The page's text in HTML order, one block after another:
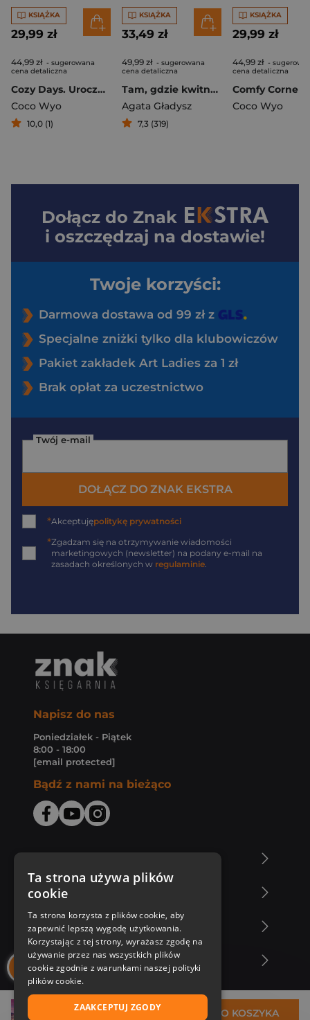
33,49 zł DO KOSZYKA
KSIĄŻKA
29,99 zł
44,99 zł - sugerowana
cena detaliczna
Cozy Days. Urocza i relaksująca kolorowanka
Coco Wyo
10,0 (1)
KSIĄŻKA
33,49 zł
49,99 zł - sugerowana
cena detaliczna
Tam, gdzie kwitną niezapominajki
Agata Gładysz
7,3 (319)
KSIĄŻKA
29,99 zł
44,99 zł -
cena detaliczna
Coco Wyo
Dołącz do Znak
i oszczędzaj na dostawie!
Twoje korzyści:
Darmowa dostawa od 99 zł z
Specjalne zniżki tylko dla klubowiczów
Pakiet zakładek Art Ladies za 1 zł
Brak opłat za uczestnictwo
Twój e-mail
DOŁĄCZ DO ZNAK EKSTRA
*Akceptujępolitykę prywatności
*Zgadzam się na otrzymywanie wiadomości
marketingowych (newsletter) na podany e-mail na
zasadach określonych w regulaminie
Napisz do nas
Poniedziałek - Piątek
8:00 - 18:00
[email protected]
Bądź z nami na bieżąco
Zakupy u nas
Nasza oferta
Nasi autorzy
Ta strona używa plików
cookie
Ta strona korzysta z plików cookie, aby
zapewnić lepszą wygodę użytkowania.
Korzystając z tej strony, wyrażasz zgodę na
używanie przez nas wszystkich plików
cookie zgodnie z warunkami naszej polityki
plików cookie.
ZAAKCEPTUJ ZGODY